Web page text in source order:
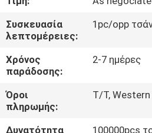
ΣΕ
ΕΠΑΦΉ
ΕΙΔΉΣΕΙΣ
ΠΕΡΙΠΤΏΣΕΙΣ
Συσκευασία
λεπτομέρειες:
1pc/opp
Χρόνος
παράδοσης:
2-7 ημέρες
Όροι
πληρωμής:
T/T, Western
Δυνατότητα
100000pcs